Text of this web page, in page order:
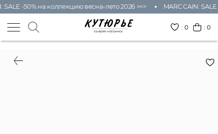
-50% на коллекцию весна-лето 2026 >>> MARC CAIN:
:0 : 0